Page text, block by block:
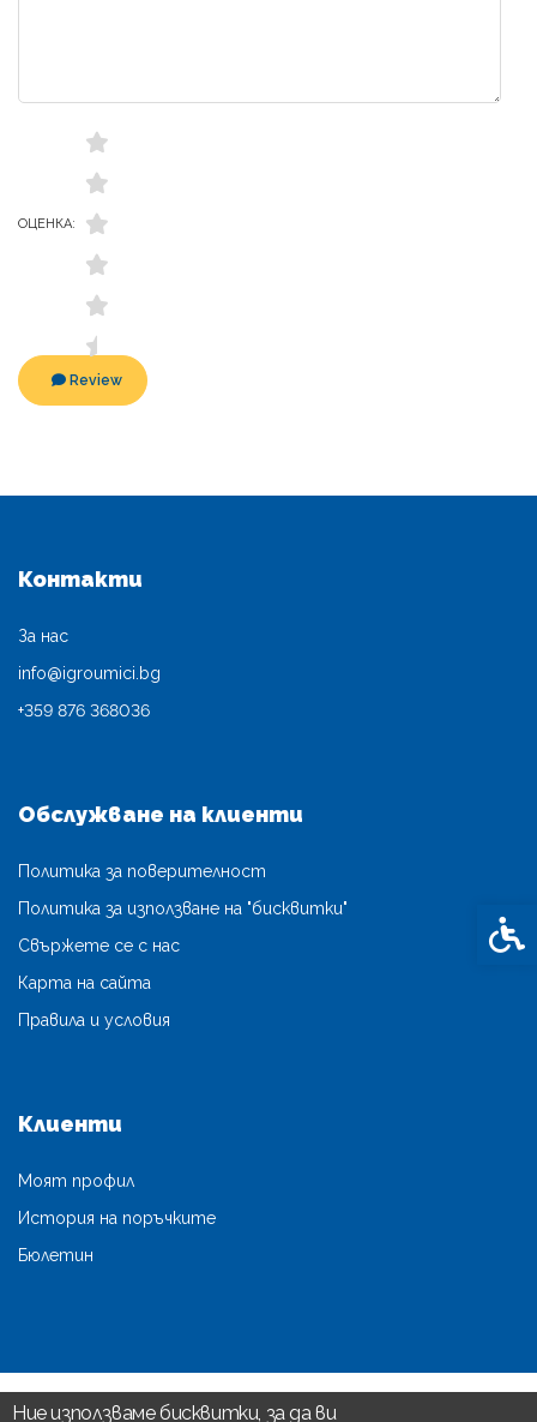
ОЦЕНКА:
Review
Ние използваме бисквитки, за да ви
Контакти
За нас
info@igroumici.bg
+359 876 368036
Обслужване на клиенти
Политика за поверителност
Политика за използване на "бисквитки"
Свържете се с нас
Карта на сайта
Правила и условия
Клиенти
Моят профил
История на поръчките
Бюлетин